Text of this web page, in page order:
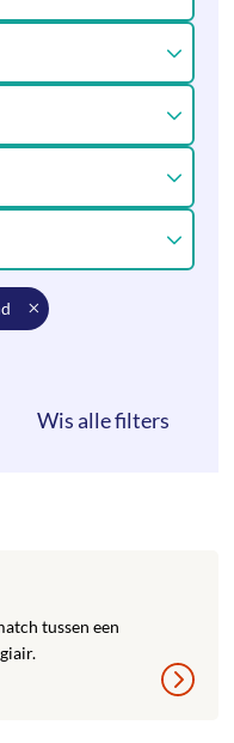
tussen een